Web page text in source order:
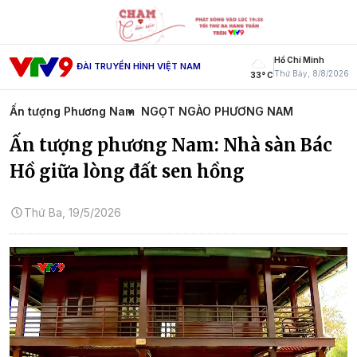
ĐÀI TRUYỀN HÌNH VIỆT NAM
33° C
Hồ Chí Minh
Thứ Bảy, 8/8/2026
Ấn tượng Phương Nam NGỌT NGÀO PHƯƠNG NAM
Ấn tượng phương Nam: Nhà sàn Bác
Hồ giữa lòng đất sen hồng
Thứ Ba, 19/5/2026